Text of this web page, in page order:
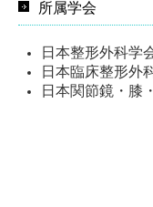
所属学会
日本整形外科学
日本臨床整形外
日本関節鏡・膝